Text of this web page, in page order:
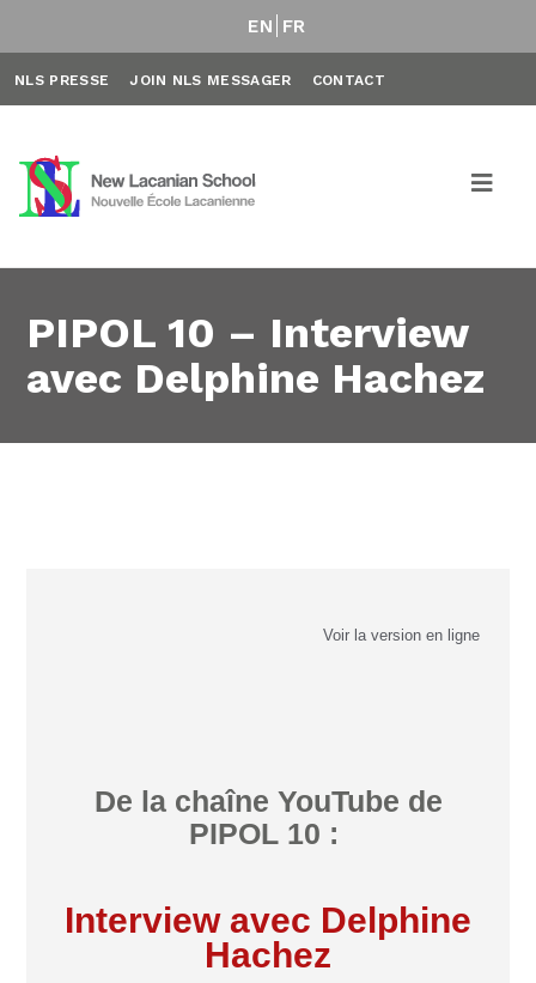
EN FR
NLS PRESSE JOIN NLS MESSAGER CONTACT
PIPOL 10 – Interview
avec Delphine Hachez
Voir la version en ligne
De la chaîne YouTube de
PIPOL 10 :
Interview avec Delphine
Hachez